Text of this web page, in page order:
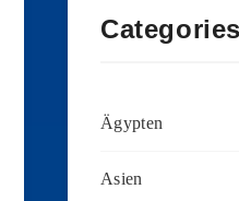
Categories
Ägypten
Asien